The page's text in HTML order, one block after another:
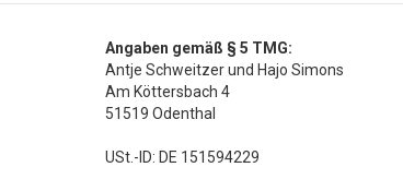
Angaben gemäß § 5 TMG:
Antje Schweitzer und Hajo Simons
Am Köttersbach 4
51519 Odenthal
USt.-ID: DE 151594229